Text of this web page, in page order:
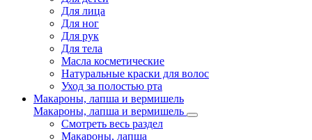
Для лица
Для ног
Для рук
Для тела
Масла косметические
Натуральные краски для волос
Уход за полостью рта
Макароны, лапша и вермишель
Макароны, лапша и вермишель
Смотреть весь раздел
Макароны, лапша